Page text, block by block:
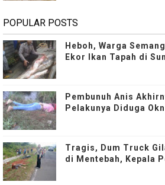
POPULAR POSTS
Heboh, Warga
Ekor Ikan Tapah di
Pembunuh Anis
Pelakunya Diduga
Tragis, Dum Truck
di Mentebah, Kepala